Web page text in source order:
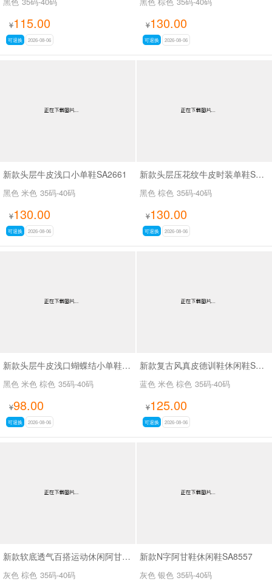
¥115.00
可退换 2026-08-06
¥130.00
可退换 2026-08-06
新款头层牛皮浅口小单鞋SA2661
黑色 米色 35码-40码
¥130.00
可退换 2026-08-06
新款头层压花纹牛皮时装单鞋SA2562
黑色 棕色 35码-40码
¥130.00
可退换 2026-08-06
新款头层牛皮浅口蝴蝶结小单鞋SA7801
黑色 米色 棕色 35码-40码
¥98.00
可退换 2026-08-06
新款复古风真皮德训鞋休闲鞋SA2696
蓝色 米色 棕色 35码-40码
¥125.00
可退换 2026-08-06
新款软底透气百搭运动休闲阿甘鞋SA2697
灰色 棕色 35码-40码
新款N字阿甘鞋休闲鞋SA8557
灰色 银色 35码-40码